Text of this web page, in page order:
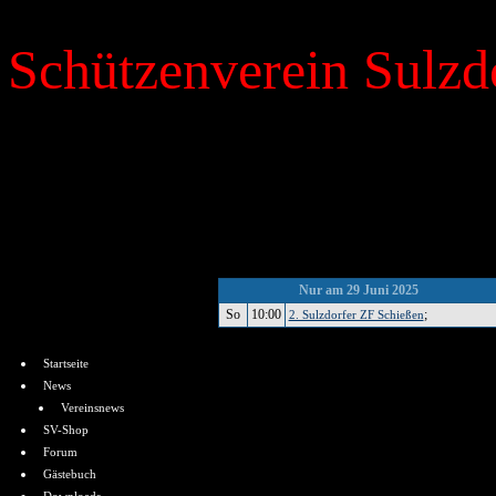
Schützenverein
Startseite
News
Vereinsnews
SV-Shop
Forum
Gästebuch
Nur am 29 Juni 2025
So
10:00 2. Sulzdorfer ZF Schießen;